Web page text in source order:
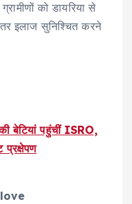
को डायरिया से
इलाज सुनिश्चित करने
बेटियां पहुंचीं ISRO,
प्रक्षेपण